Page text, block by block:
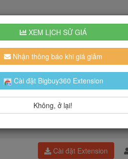
Cài đặt Extension
XEM LỊCH SỬ GIÁ
Nhận thông báo khi giá giảm
Cài đặt Bigbuy360 Extension
Không, ở lại!